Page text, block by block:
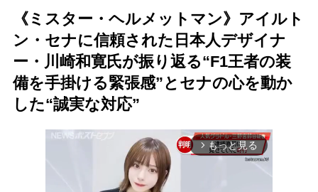
《ミスター・ヘルメットマン》アイルト
ン・セナに信頼された日本人デザイナ
ー・川崎和寛氏が振り返る“F1王者の装
備を手掛ける緊張感”とセナの心を動か
した“誠実な対応”
arrow_forward_ios もっと見る